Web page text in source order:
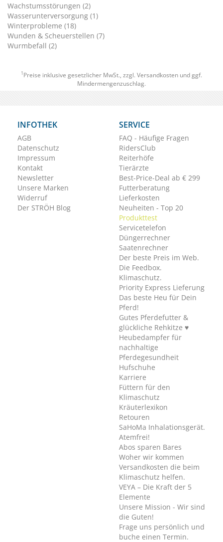
Wachstumsstörungen (2)
Wasserunterversorgung (1)
Winterprobleme (18)
Wunden & Scheuerstellen (7)
Wurmbefall (2)
1 Preise inklusive gesetzlicher MwSt., zzgl. Versandkosten und ggf.
Mindermengenzuschlag.
INFOTHEK
AGB
Datenschutz
Impressum
Kontakt
Newsletter
Unsere Marken
Widerruf
Der STRÖH Blog
SERVICE
FAQ - Häufige Fragen
RidersClub
Reiterhöfe
Tierärzte
Best-Price-Deal ab € 299
Futterberatung
Lieferkosten
Neuheiten - Top 20
Produkttest
Servicetelefon
Düngerrechner
Saatenrechner
Der beste Preis im Web.
Die Feedbox.
Klimaschutz.
Priority Express Lieferung
Das beste Heu für Dein
Pferd!
Gutes Pferdefutter &
glückliche Rehkitze ♥
Heubedampfer für
nachhaltige
Pferdegesundheit
Hufschuhe
Karriere
Füttern für den
Klimaschutz
Kräuterlexikon
Retouren
SaHoMa Inhalationsgerät.
Atemfrei!
Abos sparen Bares
Woher wir kommen
Versandkosten die beim
Klimaschutz helfen.
VEYA – Die Kraft der 5
Elemente
Unsere Mission - Wir sind
die Guten!
Frage uns persönlich und
buche einen Termin.